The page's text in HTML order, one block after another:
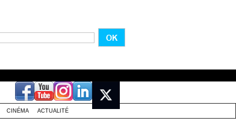
CINÉMA ACTUALITÉ